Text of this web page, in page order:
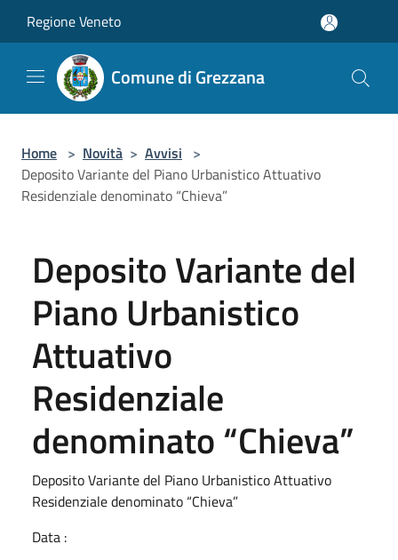
Regione Veneto
Comune di Grezzana
Home > Novità > Avvisi >
Deposito Variante del Piano Urbanistico Attuativo
Residenziale denominato “Chieva”
Deposito Variante del
Piano Urbanistico
Attuativo
Residenziale
denominato “Chieva”
Deposito Variante del Piano Urbanistico Attuativo
Residenziale denominato “Chieva”
Data :